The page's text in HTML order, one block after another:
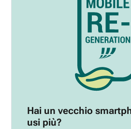
Hai un vecchio
usi più?